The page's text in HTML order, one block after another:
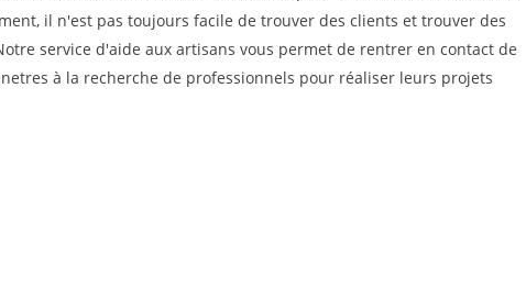
il n'est pas toujours facile de trouver des clients et trouver des
service d'aide aux artisans vous permet de rentrer en contact de
à la recherche de professionnels pour réaliser leurs projets